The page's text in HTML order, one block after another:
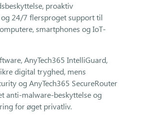
proaktiv
24/7 flersproget support til
smartphones og IoT-
AnyTech365 IntelliGuard,
digital tryghed, mens
og AnyTech365 SecureRouter
anti-malware-beskyttelse og
for øget privatliv.